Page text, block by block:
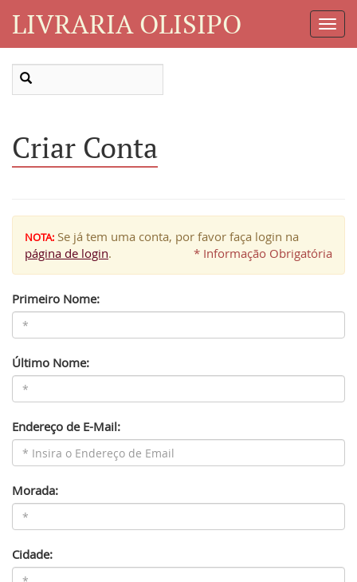
LIVRARIA OLISIPO
Criar Conta
NOTA: Se já tem uma conta, por favor faça login na
página de login. * Informação Obrigatória
Primeiro Nome:
Último Nome:
Endereço de E-Mail:
Morada:
Cidade: